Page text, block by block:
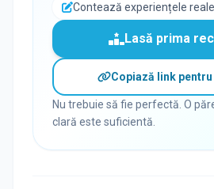
Contează experiențele reale
Lasă prima
Copiază link
Nu trebuie să fie perfectă. O
clară este suficientă.